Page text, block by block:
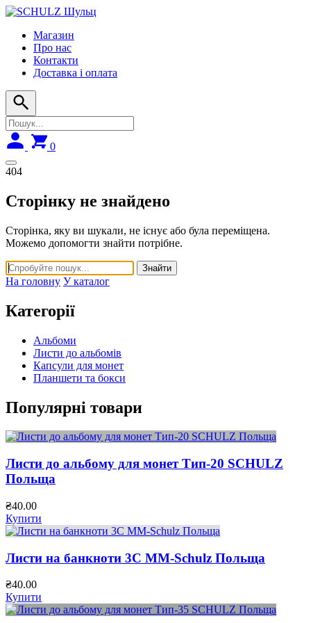
Skip
navigationМагазин
Про нас
Контакти
Доставка і оплата
0
404
Сторінку не знайдено
Сторінка, яку ви шукали, не існує або була переміщена.
Можемо допомогти знайти потрібне.
Знайти
На головну У каталог
Категорії
Альбоми
Листи до альбомів
Капсули для монет
Планшети та бокси
Популярні товари
Листи до альбому для монет Тип-20 SCHULZ
Польща
₴40.00
Купити
Листи на банкноти 3С MM-Schulz Польща
₴40.00
Купити